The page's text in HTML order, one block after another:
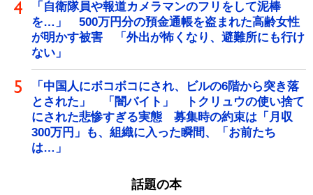
「自衛隊員や報道カメラマンのフリをして泥棒
を…」 500万円分の預金通帳を盗まれた高齢女性
が明かす被害 「外出が怖くなり、避難所にも行け
ない」
「中国人にボコボコにされ、ビルの6階から突き落
とされた」 「闇バイト」 トクリュウの使い捨て
にされた悲惨すぎる実態 募集時の約束は「月収
300万円」も、組織に入った瞬間、「お前たち
は…」
話題の本